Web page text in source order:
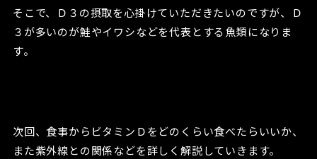
そこで、Ｄ３の摂取を心掛けていただきたいのですが、Ｄ
３が多いのが鮭やイワシなどを代表とする魚類になりま
す。
次回、食事からビタミンＤをどのくらい食べたらいいか、
また紫外線との関係などを詳しく解説していきます。